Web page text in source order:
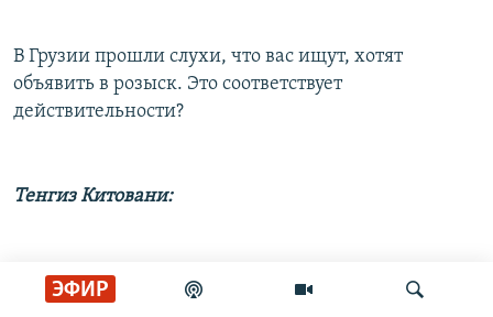
ЭФИР
В Грузии прошли слухи, что вас ищут, хотят
объявить в розыск. Это соответствует
действительности?
Тенгиз Китовани:
Почему? Что я натворил такого? Я здесь три месяца,
никто не искал, а вдруг стали меня искать?